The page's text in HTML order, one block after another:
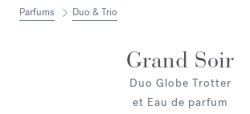
Parfums Duo & Trio
Grand Soir
Duo Globe Trotter
et Eau de parfum